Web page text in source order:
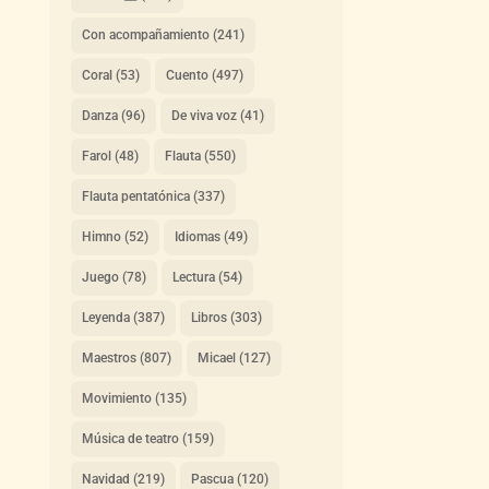
Con acompañamiento(241)
Coral (53) Cuento(497)
Danza(96) De viva voz(41)
Farol (48) Flauta(550)
Flauta pentatónica(337)
Himno(52) Idiomas(49)
Juego(78) Lectura(54)
Leyenda(387) Libros(303)
Maestros(807) Micael (127)
Movimiento(135)
Música de teatro(159)
Navidad (219) Pascua(120)